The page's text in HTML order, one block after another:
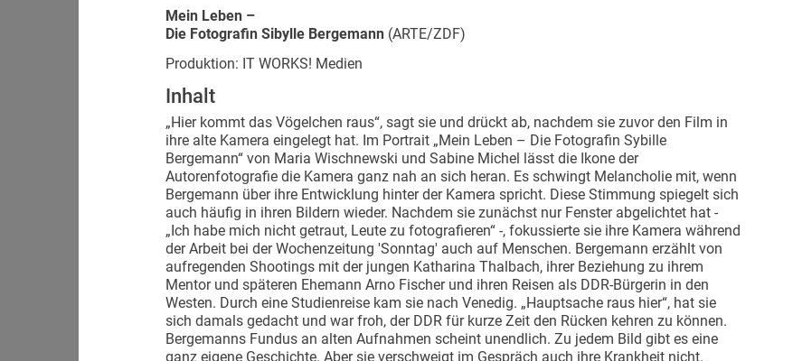
Mein Leben –
Die Fotografin Sibylle Bergemann (ARTE/ZDF)
Produktion: IT WORKS! Medien
Inhalt
„Hier kommt das Vögelchen raus“, sagt sie und drückt ab, nachdem sie zuvor den Film in
ihre alte Kamera eingelegt hat. Im Portrait „Mein Leben – Die Fotografin Sybille
Bergemann“ von Maria Wischnewski und Sabine Michel lässt die Ikone der
Autorenfotografie die Kamera ganz nah an sich heran. Es schwingt Melancholie mit, wenn
Bergemann über ihre Entwicklung hinter der Kamera spricht. Diese Stimmung spiegelt sich
auch häufig in ihren Bildern wieder. Nachdem sie zunächst nur Fenster abgelichtet hat -
„Ich habe mich nicht getraut, Leute zu fotografieren“ -, fokussierte sie ihre Kamera während
der Arbeit bei der Wochenzeitung 'Sonntag' auch auf Menschen. Bergemann erzählt von
aufregenden Shootings mit der jungen Katharina Thalbach, ihrer Beziehung zu ihrem
Mentor und späteren Ehemann Arno Fischer und ihren Reisen als DDR-Bürgerin in den
Westen. Durch eine Studienreise kam sie nach Venedig. „Hauptsache raus hier“, hat sie
sich damals gedacht und war froh, der DDR für kurze Zeit den Rücken kehren zu können.
Bergemanns Fundus an alten Aufnahmen scheint unendlich. Zu jedem Bild gibt es eine
ganz eigene Geschichte. Aber sie verschweigt im Gespräch auch ihre Krankheit nicht.